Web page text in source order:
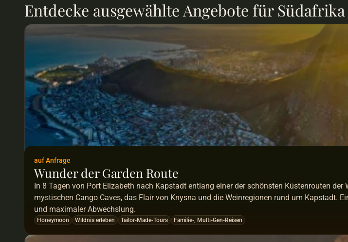
Entdecke ausgewählte Angebote für Südafrika
auf Anfrage
Wunder der Garden Route
In 8 Tagen von Port Elizabeth nach Kapstadt entlang einer der schönsten Küstenrouten
mystischen Cango Caves, das Flair von Knysna und die Weinregionen rund um Kapstadt.
und maximaler Abwechslung.
Honeymoon Wildnis erleben Tailor-Made-Tours Familie-, Multi-Gen-Reisen